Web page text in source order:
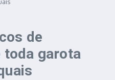
de
toda garota